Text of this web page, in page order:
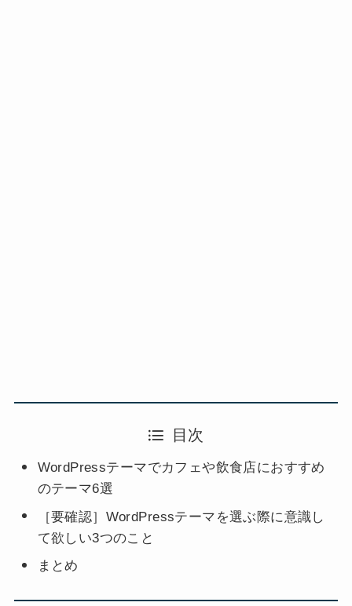
目次
WordPressテーマでカフェや飲食店におすすめ
のテーマ6選
［要確認］WordPressテーマを選ぶ際に意識し
て欲しい3つのこと
まとめ